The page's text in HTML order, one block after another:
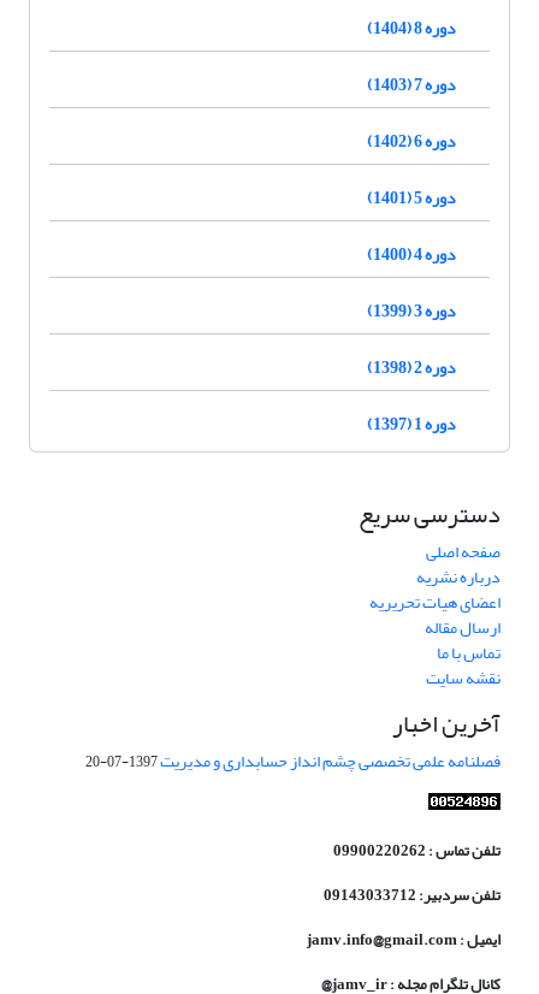
دوره 8 (1404)
دوره 7 (1403)
دوره 6 (1402)
دوره 5 (1401)
دوره 4 (1400)
دوره 3 (1399)
دوره 2 (1398)
دوره 1 (1397)
دسترسی سریع
صفحه اصلی
درباره نشریه
اعضای هیات تحریریه
ارسال مقاله
تماس با ما
نقشه سایت
آخرین اخبار
فصلنامه علمی تخصصی چشم انداز حسابداری و مدیریت1397-07-20
تلفن تماس : 09900220262
تلفن سردبیر: 09143033712
ایمیل : jamv.info@gmail.com
کانال تلگرام مجله : jamv_ir@